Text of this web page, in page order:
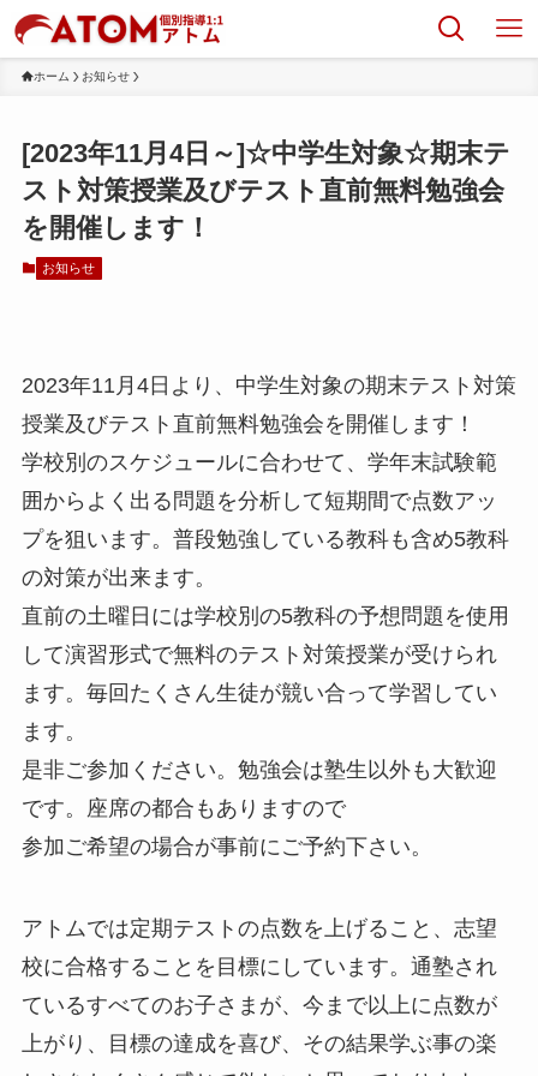
ホーム お知らせ
[2023年11月4日～]☆中学生対象☆期末テ
スト対策授業及びテスト直前無料勉強会
を開催します！
お知らせ
2023年11月4日より、中学生対象の期末テスト対策
授業及びテスト直前無料勉強会を開催します！
学校別のスケジュールに合わせて、学年末試験範
囲からよく出る問題を分析して短期間で点数アッ
プを狙います。普段勉強している教科も含め5教科
の対策が出来ます。
直前の土曜日には学校別の5教科の予想問題を使用
して演習形式で無料のテスト対策授業が受けられ
ます。毎回たくさん生徒が競い合って学習してい
ます。
是非ご参加ください。勉強会は塾生以外も大歓迎
です。座席の都合もありますので
参加ご希望の場合が事前にご予約下さい。
アトムでは定期テストの点数を上げること、志望
校に合格することを目標にしています。通塾され
ているすべてのお子さまが、今まで以上に点数が
上がり、目標の達成を喜び、その結果学ぶ事の楽